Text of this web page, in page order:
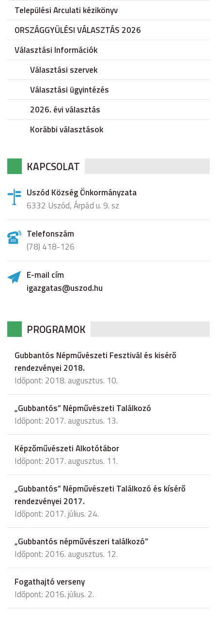
Települési Arculati kézikönyv
ORSZÁGGYÜLÉSI VÁLASZTÁS 2026
Választási Információk
Választási szervek
Választási ügyintézés
2026. évi választás
Korábbi választások
KAPCSOLAT
Uszód Község Önkormányzata
6332 Uszód, Árpád u. 9. sz
Telefonszám
(78) 418-126
E-mail cím
igazgatas@uszod.hu
PROGRAMOK
Gubbantós Népművészeti Fesztivál és kisérő
rendezvényei 2018.
Időpont: 2018. augusztus. 10.
„Gubbantós” Népművészeti Találkozó
Időpont: 2017. augusztus. 13.
Képzőművészeti Alkotótábor
Időpont: 2017. augusztus. 11.
„Gubbantós” Népművészeti Találkozó és kísérő
rendezvényei 2017.
Időpont: 2017. július. 24.
„Gubbantós népművészeri találkozó”
Időpont: 2016. augusztus. 12.
Fogathajtó verseny
Időpont: 2016. július. 2.